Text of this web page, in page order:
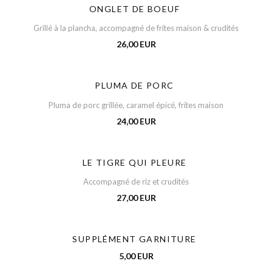
ONGLET DE BOEUF
Grillé à la plancha, accompagné de frites maison & crudités
26,00 EUR
PLUMA DE PORC
Pluma de porc grillée, caramel épicé, frites maison
24,00 EUR
LE TIGRE QUI PLEURE
Accompagné de riz et crudités
27,00 EUR
SUPPLÉMENT GARNITURE
5,00 EUR